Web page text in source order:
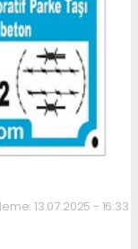
13.07.2025 - 16:33